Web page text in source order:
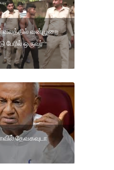
வன்முறை
பேரில் ஒருவர்
தேவகவுடா